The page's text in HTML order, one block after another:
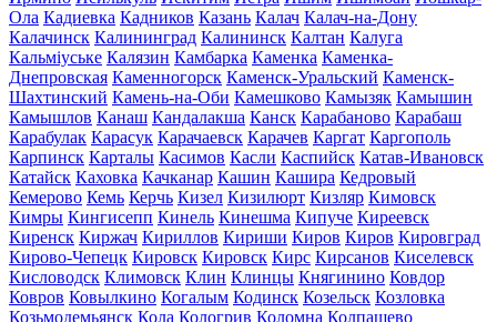
Ола Кадиевка Кадников Казань Калач Калач-на-Дону
Калачинск Калининград Калининск Калтан Калуга
Кальміуське Калязин Камбарка Каменка Каменка-
Днепровская Каменногорск Каменск-Уральский Каменск-
Шахтинский Камень-на-Оби Камешково Камызяк Камышин
Камышлов Канаш Кандалакша Канск Карабаново Карабаш
Карабулак Карасук Карачаевск Карачев Каргат Каргополь
Карпинск Карталы Касимов Касли Каспийск Катав-Ивановск
Катайск Каховка Качканар Кашин Кашира Кедровый
Кемерово Кемь Керчь Кизел Кизилюрт Кизляр Кимовск
Кимры Кингисепп Кинель Кинешма Кипуче Киреевск
Киренск Киржач Кириллов Кириши Киров Киров Кировград
Кирово-Чепецк Кировск Кировск Кирс Кирсанов Киселевск
Кисловодск Климовск Клин Клинцы Княгинино Ковдор
Ковров Ковылкино Когалым Кодинск Козельск Козловка
Козьмодемьянск Кола Кологрив Коломна Колпашево